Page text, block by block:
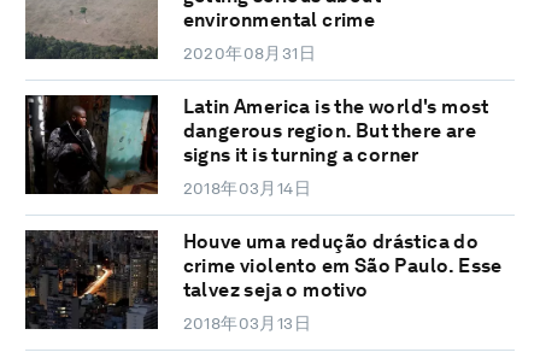
environmental crime
2020年08月31日
Latin America is the world's most
dangerous region. But there are
signs it is turning a corner
2018年03月14日
Houve uma redução drástica do
crime violento em São Paulo. Esse
talvez seja o motivo
2018年03月13日